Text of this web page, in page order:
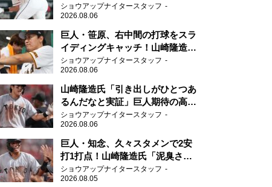
任せられるくらいまでは成長し
て」
ショウアップナイタースタッフ
2026.08.06
巨人・笹原、右中間の打球をスラ
イディングキャッチ！山崎隆造氏
「一歩でも遅れたら…」
ショウアップナイタースタッフ
2026.08.06
山崎隆造氏「引き出しがひとつあ
るんだなと実証」巨人期待の高卒
2年目が技あり安打
ショウアップナイタースタッフ
2026.08.06
巨人・知念、久々スタメンで2安
打1打点！山崎隆造氏「泥臭さを
感じる」、「ジャイアンツには少
ないタイプ」
ショウアップナイタースタッフ
2026.08.05